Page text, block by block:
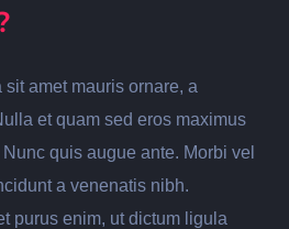
amet mauris ornare, a
et quam sed eros maximus
quis augue ante. Morbi vel
a venenatis nibh.
purus enim, ut dictum ligula